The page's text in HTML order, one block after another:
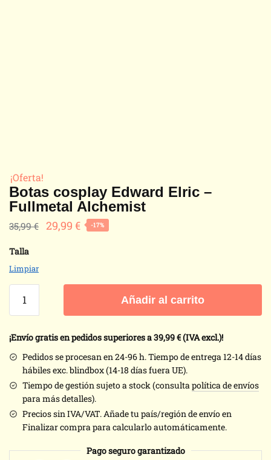
¡Oferta!
Botas cosplay Edward Elric –
Fullmetal Alchemist
35,99€ 29,99 € -17%
Talla
Limpiar
cosplay
Edward
Elric
Fullmetal
Alchemist
cantidad
Añadir al carrito
¡Envío gratis en pedidos superiores a 39,99€ (IVA excl.)!
Pedidos se procesan en 24-96 h. Tiempo de entrega 12-14 días
hábiles exc. blindbox (14-18 días fuera UE).
Tiempo de gestión sujeto a stock (consulta política de envíos
para más detalles).
Precios sin IVA/VAT. Añade tu país/región de envío en
Finalizar compra para calcularlo automáticamente.
Pago seguro garantizado